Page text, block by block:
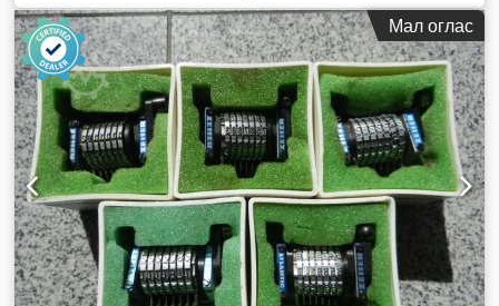
Мал оглас